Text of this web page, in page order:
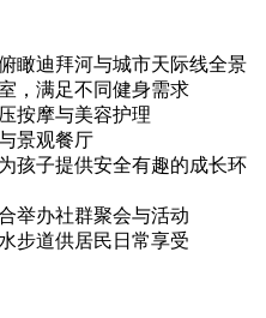
瞰迪拜河与城市天际线全景
，满足不同健身需求
按摩与美容护理
景观餐厅
孩子提供安全有趣的成长环
举办社群聚会与活动
步道供居民日常享受